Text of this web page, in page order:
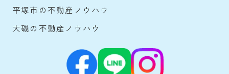
平塚市の不動産ノウハウ
大磯の不動産ノウハウ